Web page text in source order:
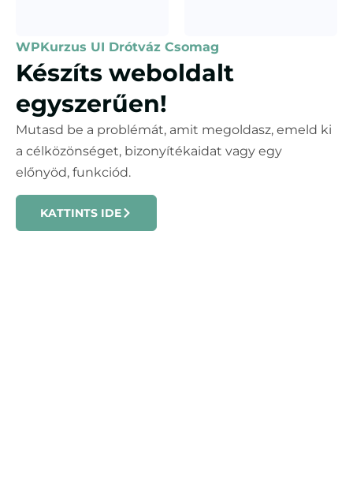
WPKurzus UI Drótváz Csomag
Készíts weboldalt
egyszerűen!
Mutasd be a problémát, amit megoldasz, emeld ki
a célközönséget, bizonyítékaidat vagy egy
előnyöd, funkciód.
KATTINTS IDE